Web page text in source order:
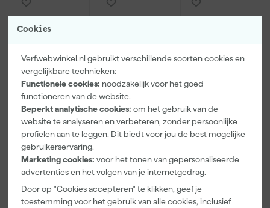
Cookies
Verfwebwinkel.nl gebruikt verschillende soorten cookies en
vergelijkbare technieken:
Functionele cookies: noodzakelijk voor het goed
functioneren van de website.
Beperkt analytische cookies: om het gebruik van de
website te analyseren en verbeteren, zonder persoonlijke
profielen aan te leggen. Dit biedt voor jou de best mogelijke
gebruikerservaring.
Marketing cookies: voor het tonen van gepersonaliseerde
advertenties en het volgen van je internetgedrag.
Door op "Cookies accepteren" te klikken, geef je
toestemming voor het gebruik van alle cookies, inclusief
Paintura
Lucamax
Washi tape -
50mx24mm
Morgen
bezorgd
Adviesprijs 6,00
Farrow & Ball
F&B
Kleurenwaaie
Morgen
bezorgd
Klingspor
Schuurblok
100X70X25m
P220
Morgen
bezorgd